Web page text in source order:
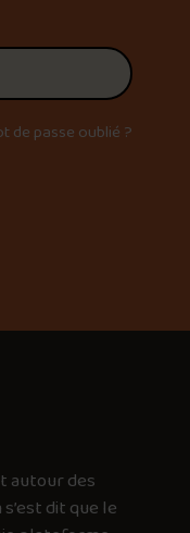
de passe oublié ?
autour des
dit que le